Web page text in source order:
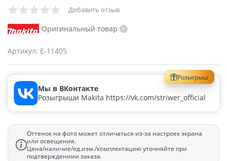
Добавить отзыв
Оригинальный товар
Артикул: E-11405
Розыгрыш
Мы в ВКонтакте
Розыгрыши Makita https://vk.com/striwer_official
Оттенок на фото может отличаться из-за настроек экрана
или освещения.
Цена/наличие/ед.изм./комплектацию уточняйте при
подтверждениии заказа.